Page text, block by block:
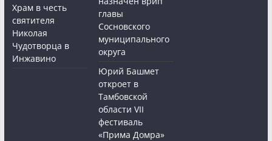
Храм в честь
святителя
Николая
Чудотворца в
Инжавино
главы
Сосновского
муниципального
округа
Юрий Башмет
откроет в
Тамбовской
области VII
фестиваль
«Прима Домра»